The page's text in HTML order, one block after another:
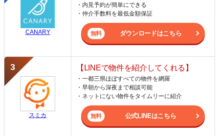
CANARY
・内見予約が簡単にできる
・仲介手数料を最低金額保証
ダウンロードはこちら
スミカ
【LINEで物件を紹介してくれる】
・一都三県ほぼすべての物件を網羅
・早朝から深夜まで相談可能
・ネットにない物件をタイムリーに紹介
公式LINEはこちら